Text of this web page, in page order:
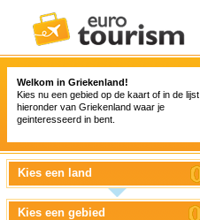
Welkom in Griekenland!
Kies nu een gebied op de kaart of in de lijst
hieronder van Griekenland waar je
geinteresseerd in bent.
Kies een land
Kies een gebied